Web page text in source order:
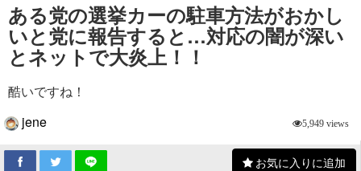
ある党の選挙カーの駐車方法がおかし
いと党に報告すると…対応の闇が深い
とネットで大炎上！！
酷いですね！
jene
5,949 views
お気に入りに追加